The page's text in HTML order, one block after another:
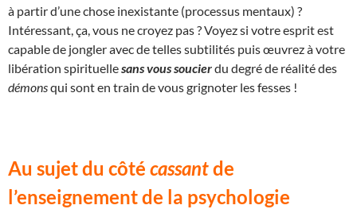
à partir d’une chose inexistante (processus mentaux) ?
Intéressant, ça, vous ne croyez pas ? Voyez si votre esprit est
capable de jongler avec de telles subtilités puis œuvrez à votre
libération spirituellesans vous soucierdu degré de réalité des
démonsqui sont en train de vous grignoter les fesses !
Au sujet du côté cassantde
l’enseignement de la psychologie